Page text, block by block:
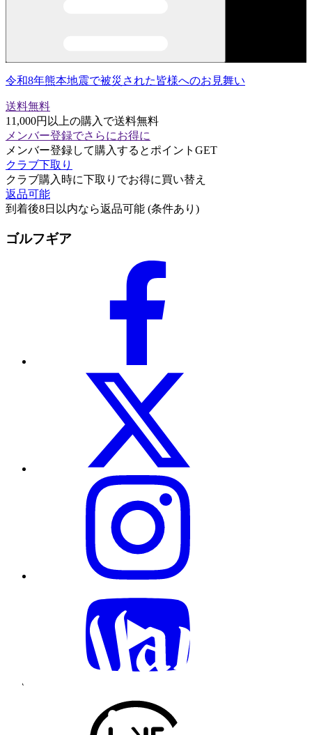
令和8年熊本地震で被災された皆様へのお見舞い
送料無料
11,000円以上の購入で送料無料
メンバー登録でさらにお得に
メンバー登録して購入するとポイントGET
クラブ下取り
クラブ購入時に下取りでお得に買い替え
返品可能
到着後8日以内なら返品可能 (条件あり)
ゴルフギア